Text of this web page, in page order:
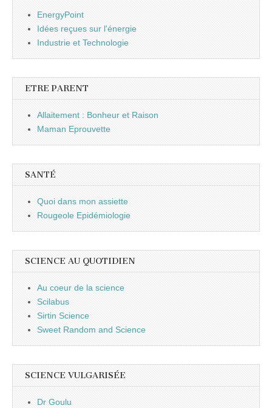
EnergyPoint
Idées reçues sur l'énergie
Industrie et Technologie
ETRE PARENT
Allaitement : Bonheur et Raison
Maman Eprouvette
SANTÉ
Quoi dans mon assiette
Rougeole Epidémiologie
SCIENCE AU QUOTIDIEN
Au coeur de la science
Scilabus
Sirtin Science
Sweet Random and Science
SCIENCE VULGARISÉE
Dr Goulu